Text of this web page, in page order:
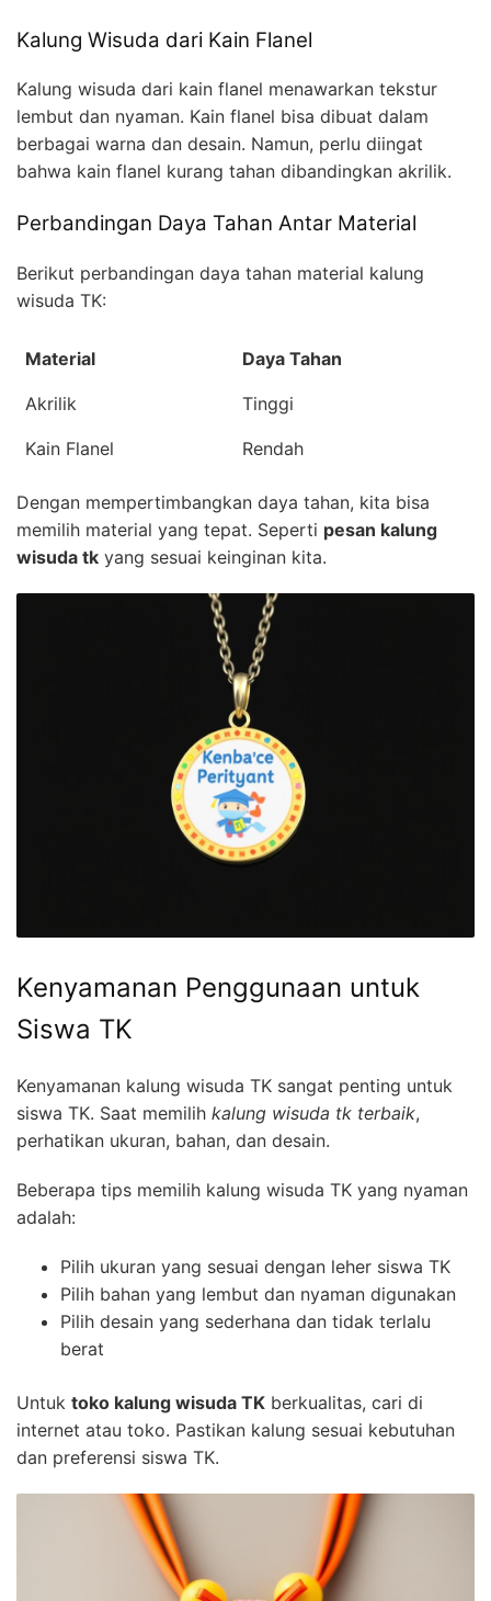
Kalung Wisuda dari Kain Flanel
Kalung wisuda dari kain flanel menawarkan tekstur
lembut dan nyaman. Kain flanel bisa dibuat dalam
berbagai warna dan desain. Namun, perlu diingat
bahwa kain flanel kurang tahan dibandingkan akrilik.
Perbandingan Daya Tahan Antar Material
Berikut perbandingan daya tahan material kalung
wisuda TK:
Material Daya Tahan
Akrilik Tinggi
Kain Flanel Rendah
Dengan mempertimbangkan daya tahan, kita bisa
memilih material yang tepat. Seperti pesan kalung
wisuda tk yang sesuai keinginan kita.
Kenyamanan Penggunaan untuk
Siswa TK
Kenyamanan kalung wisuda TK sangat penting untuk
siswa TK. Saat memilih kalung wisuda tk terbaik,
perhatikan ukuran, bahan, dan desain.
Beberapa tips memilih kalung wisuda TK yang nyaman
adalah:
Pilih ukuran yang sesuai dengan leher siswa TK
Pilih bahan yang lembut dan nyaman digunakan
Pilih desain yang sederhana dan tidak terlalu
berat
Untuk toko kalung wisuda TK berkualitas, cari di
internet atau toko. Pastikan kalung sesuai kebutuhan
dan preferensi siswa TK.